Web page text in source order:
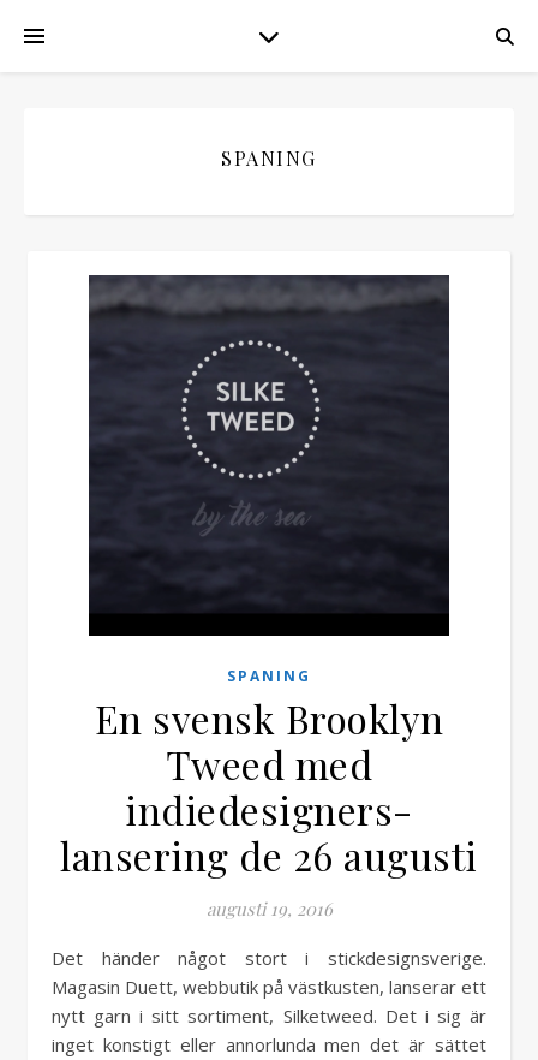
SPANING
SPANING
En svensk Brooklyn
Tweed med
indiedesigners-
lansering de 26 augusti
augusti 19, 2016
Det händer något stort i stickdesignsverige.
Magasin Duett, webbutik på västkusten, lanserar ett
nytt garn i sitt sortiment, Silketweed. Det i sig är
inget konstigt eller annorlunda men det är sättet